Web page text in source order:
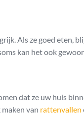
Als ze goed eten,
kan het ook
dat ze uw huis
van rattenvallen